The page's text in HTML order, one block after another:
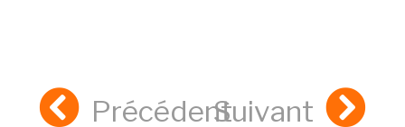
PrécédentSuivant